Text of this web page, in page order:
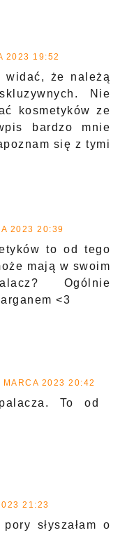
2023 19:52
widać, że należą
Nie
kosmetyków ze
bardzo mnie
się z tymi
2023 20:39
to od tego
mają w swoim
Ogólnie
<3
MARCA 2023 20:42
To od
21:23
słyszałam o